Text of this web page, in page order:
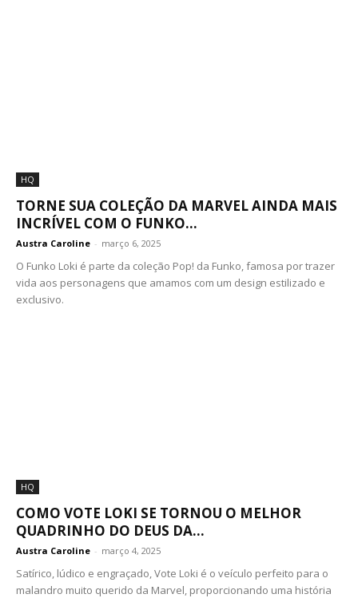
HQ
TORNE SUA COLEÇÃO DA MARVEL AINDA MAIS
INCRÍVEL COM O FUNKO...
Austra Caroline - março 6, 2025
O Funko Loki é parte da coleção Pop! da Funko, famosa por trazer
vida aos personagens que amamos com um design estilizado e
exclusivo.
HQ
COMO VOTE LOKI SE TORNOU O MELHOR
QUADRINHO DO DEUS DA...
Austra Caroline - março 4, 2025
Satírico, lúdico e engraçado, Vote Loki é o veículo perfeito para o
malandro muito querido da Marvel, proporcionando uma história